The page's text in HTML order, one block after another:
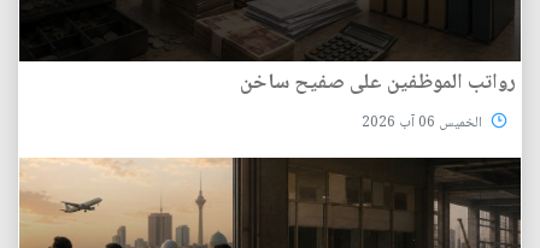
رواتب الموظفين على صفيح ساخن
الخميس 06 آب 2026